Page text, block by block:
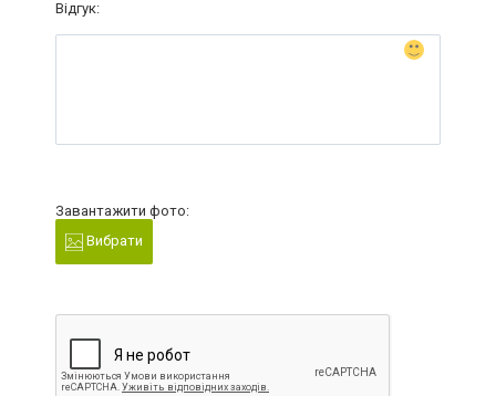
Відгук:
Завантажити фото:
Вибрати